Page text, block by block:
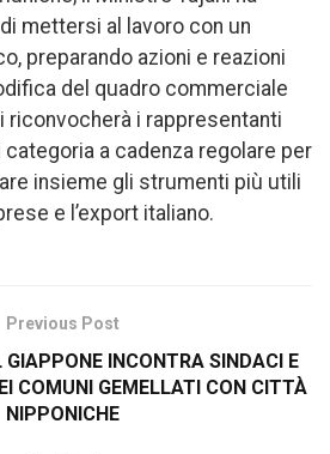
mettersi al lavoro con un
preparando azioni e reazioni
del quadro commerciale
riconvocherà i rappresentanti
a cadenza regolare per
insieme gli strumenti più utili
e l’export italiano.
Previous Post
GIAPPONE INCONTRA SINDACI E
COMUNI GEMELLATI CON CITTÀ
NIPPONICHE